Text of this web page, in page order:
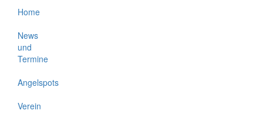
Home
News
und
Termine
Angelspots
Verein